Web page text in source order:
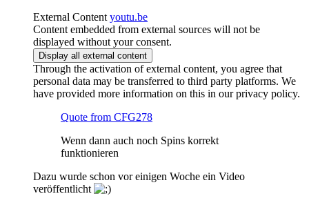
External Content youtu.be
Content embedded from external sources will not be
displayed without your consent.
Display all external content
Through the activation of external content, you agree that
personal data may be transferred to third party platforms. We
have provided more information on this in our privacy policy.
Quote from CFG278
Wenn dann auch noch Spins korrekt
funktionieren
Dazu wurde schon vor einigen Woche ein Video
veröffentlicht